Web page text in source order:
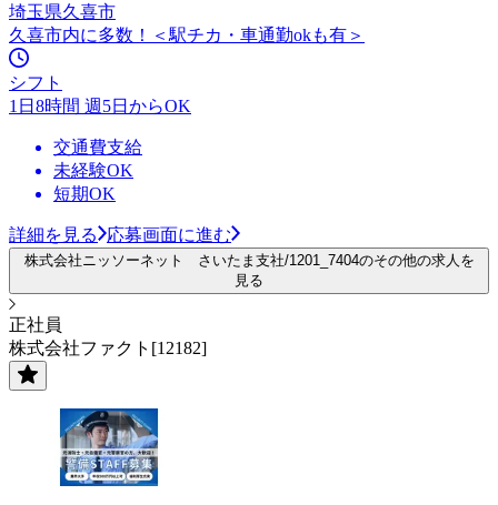
埼玉県久喜市
久喜市内に多数！＜駅チカ・車通勤okも有＞
シフト
1日8時間 週5日からOK
交通費支給
未経験OK
短期OK
詳細を見る 応募画面に進む
株式会社ニッソーネット さいたま支社/1201_7404のその他の求人を
見る
正社員
株式会社ファクト[12182]